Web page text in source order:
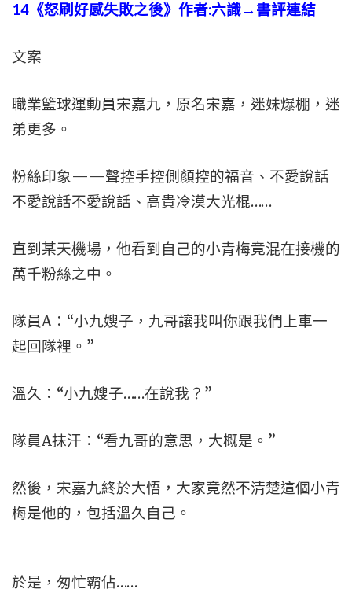
14 《怒刷好感失敗之後》作者:六識→書評連結
文案
職業籃球運動員宋嘉九，原名宋嘉，迷妹爆棚，迷
弟更多。
粉絲印象——聲控手控側顏控的福音、不愛說話
不愛說話不愛說話、高貴冷漠大光棍……
直到某天機場，他看到自己的小青梅竟混在接機的
萬千粉絲之中。
隊員A：“小九嫂子，九哥讓我叫你跟我們上車一
起回隊裡。”
溫久：“小九嫂子……在說我？”
隊員A抹汗：“看九哥的意思，大概是。”
然後，宋嘉九終於大悟，大家竟然不清楚這個小青
梅是他的，包括溫久自己。
於是，匆忙霸佔……